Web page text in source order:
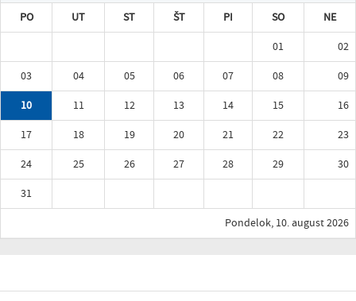
PO UT ST ŠT PI SO
NE
01
02
03
04 05 06 07 08
09
10
11 12 13 14 15
16
17
18 19 20 21 22
23
24
25 26 27 28 29
30
31
Pondelok, 10. august 2026